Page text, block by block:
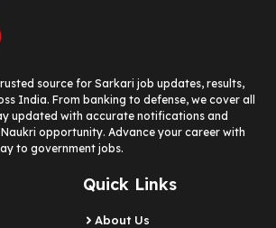
source for Sarkari job updates, results,
India. From banking to defense, we cover all
updated with accurate notifications and
opportunity. Advance your career with
to government jobs.
Quick Links
About Us